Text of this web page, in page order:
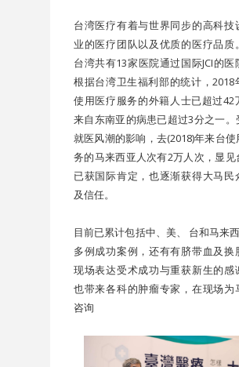
台湾医疗有着与世界同步的高科技
业的医疗团队以及优质的医疗品质
台湾共有13家医院通过国际JCI的医
根据台湾卫生福利部的统计，2018
使用医疗服务的外籍人士已超过42
来自东南亚的病患已超过3分之一。
就医风潮的影响，去(2018)年来台
务的马来西亚人次有2万人次，显见
已获国际肯定，也逐渐获得大马民
及信任。
目前已累计包括中、美、 台和马来
多例成功案例，还有有脐带血及换
现场表达受术成功与重获新生的感
也带来各科的肿瘤专家，在现场为
咨询